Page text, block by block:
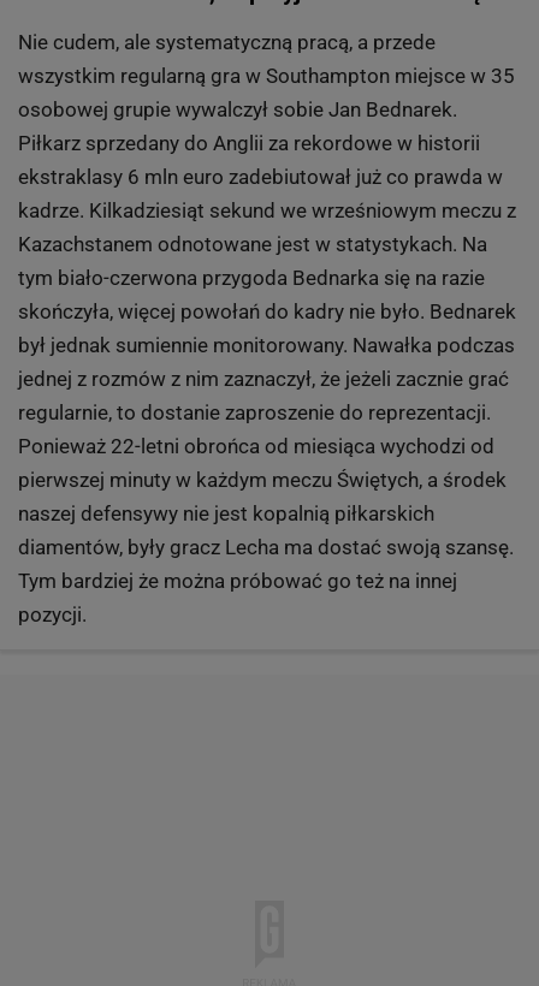
Nie cudem, ale systematyczną pracą, a przede
wszystkim regularną gra w Southampton miejsce w 35
osobowej grupie wywalczył sobie Jan Bednarek.
Piłkarz sprzedany do Anglii za rekordowe w historii
ekstraklasy 6 mln euro zadebiutował już co prawda w
kadrze. Kilkadziesiąt sekund we wrześniowym meczu z
Kazachstanem odnotowane jest w statystykach. Na
tym biało-czerwona przygoda Bednarka się na razie
skończyła, więcej powołań do kadry nie było. Bednarek
był jednak sumiennie monitorowany. Nawałka podczas
jednej z rozmów z nim zaznaczył, że jeżeli zacznie grać
regularnie, to dostanie zaproszenie do reprezentacji.
Ponieważ 22-letni obrońca od miesiąca wychodzi od
pierwszej minuty w każdym meczu Świętych, a środek
naszej defensywy nie jest kopalnią piłkarskich
diamentów, były gracz Lecha ma dostać swoją szansę.
Tym bardziej że można próbować go też na innej
pozycji.